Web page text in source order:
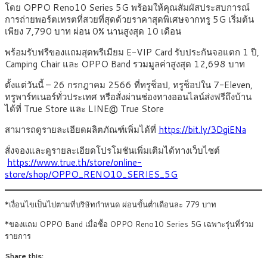
โดย OPPO Reno10 Series 5G พร้อมให้คุณสัมผัสประสบการณ์
การถ่ายพอร์ตเทรตที่สวยที่สุดด้วยราคาสุดพิเศษจากทรู 5G เริ่มต้น
เพียง 7,790 บาท ผ่อน 0% นานสูงสุด 10 เดือน
พร้อมรับฟรีของแถมสุดพรีเมียม E-VIP Card รับประกันจอแตก 1 ปี,
Camping Chair และ OPPO Band รวมมูลค่าสูงสุด 12,698 บาท
ตั้งแต่วันนี้ – 26 กรกฎาคม 2566 ที่ทรูช็อป, ทรูช็อปใน 7-Eleven,
ทรูพาร์ทเนอร์ทั่วประเทศ หรือสั่งผ่านช่องทางออนไลน์ส่งฟรีถึงบ้าน
ได้ที่ True Store และ LINE@ True Store
สามารถดูรายละเอียดผลิตภัณฑ์เพิ่มได้ที่ https://bit.ly/3DgiENa
สั่งจองและดูรายละเอียดโปรโมชันเพิ่มเติมได้ทางเว็บไซต์
https://www.true.th/store/online-
store/shop/OPPO_RENO10_SERIES_5G
*เงื่อนไขเป็นไปตามที่บริษัทกำหนด ผ่อนขั้นต่ำเดือนละ 779 บาท
*ของแถม OPPO Band เมื่อซื้อ OPPO Reno10 Series 5G เฉพาะรุ่นที่ร่วม
รายการ
Share this: